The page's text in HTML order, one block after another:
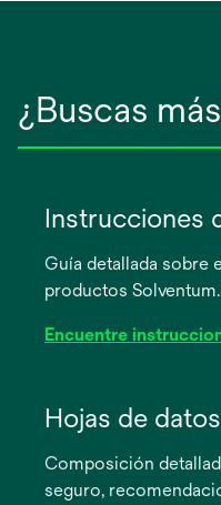
¿Buscas
Instrucciones
Guía detallada sobre
productos Solventum.
Encuentre
abre
pestaña
Hojas de
Composición
seguro,